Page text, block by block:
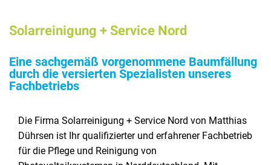
Solarreinigung + Service Nord
Eine sachgemäß vorgenommene Baumfällung
durch die versierten Spezialisten unseres
Fachbetriebs
Die Firma Solarreinigung + Service Nord von Matthias
Dührsen ist Ihr qualifizierter und erfahrener Fachbetrieb
für die Pflege und Reinigung von